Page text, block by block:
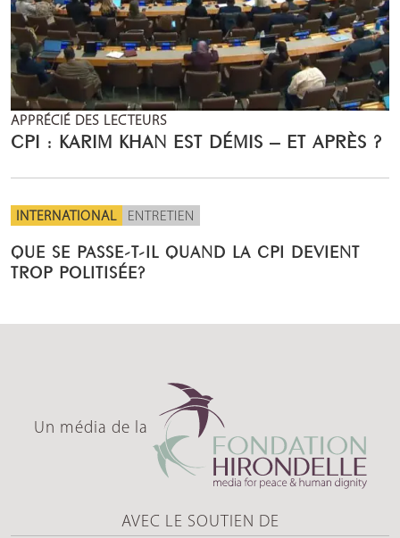
APPRÉCIÉ DES LECTEURS
CPI : KARIM KHAN EST DÉMIS – ET APRÈS ?
INTERNATIONAL ENTRETIEN
QUE SE PASSE-T-IL QUAND LA CPI DEVIENT
TROP POLITISÉE?
Un média de la
AVEC LE SOUTIEN DE